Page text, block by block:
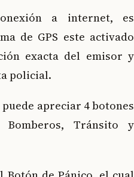
a internet, es
de GPS este activado
exacta del emisor y
policial.
apreciar 4 botones
Bomberos, Tránsito y